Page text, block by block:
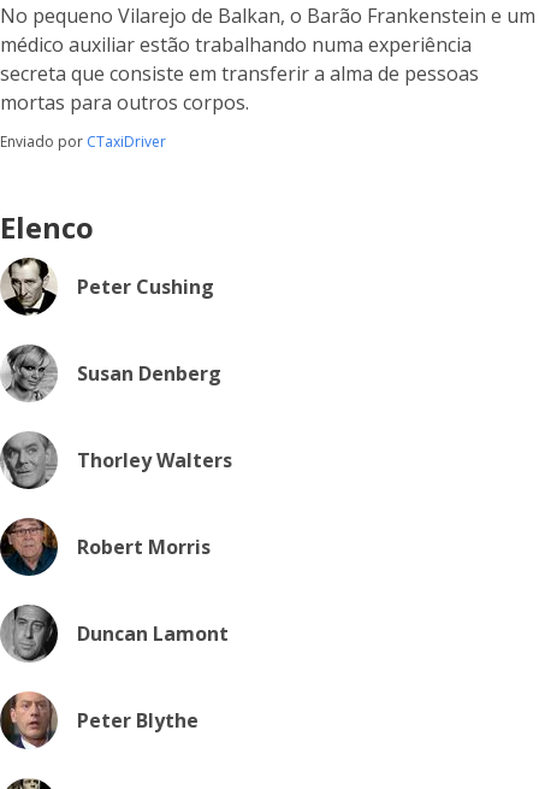
No pequeno Vilarejo de Balkan, o Barão Frankenstein e um
médico auxiliar estão trabalhando numa experiência
secreta que consiste em transferir a alma de pessoas
mortas para outros corpos.
Enviado por CTaxiDriver
Elenco
Peter Cushing
Susan Denberg
Thorley Walters
Robert Morris
Duncan Lamont
Peter Blythe